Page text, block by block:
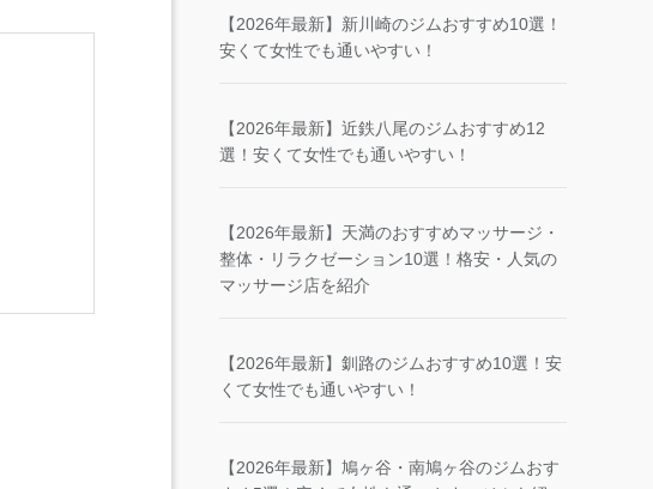
【2026年最新】新川崎のジムおすすめ10選！
安くて女性でも通いやすい！
【2026年最新】近鉄八尾のジムおすすめ12
選！安くて女性でも通いやすい！
【2026年最新】天満のおすすめマッサージ・
整体・リラクゼーション10選！格安・人気の
マッサージ店を紹介
【2026年最新】釧路のジムおすすめ10選！安
くて女性でも通いやすい！
【2026年最新】鳩ヶ谷・南鳩ヶ谷のジムおす